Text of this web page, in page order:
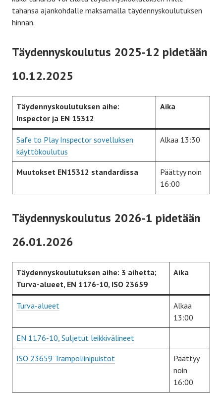
tahansa ajankohdalle maksamalla täydennyskoulutuksen
hinnan.
Täydennyskoulutus 2025-12 pidetään
10.12.2025
Täydennyskoulutuksen aihe:
Inspector ja EN 15312
Aika
Safe to Play Inspector sovelluksen
käyttökoulutus
Alkaa 13:30
Muutokset EN15312 standardissa
Päättyy noin
16:00
Täydennyskoulutus 2026-1 pidetään
26.01.2026
Täydennyskoulutuksen aihe: 3 aihetta;
Turva-alueet, EN 1176-10, ISO 23659
Aika
Turva-alueet
Alkaa
13:00
EN 1176-10, Suljetut leikkivälineet
ISO 23659 Trampoliinipuistot
Päättyy
noin
16:00